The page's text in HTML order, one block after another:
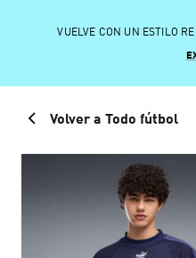
VUELVE CON UN ESTILO
Volver a Todo fútbol